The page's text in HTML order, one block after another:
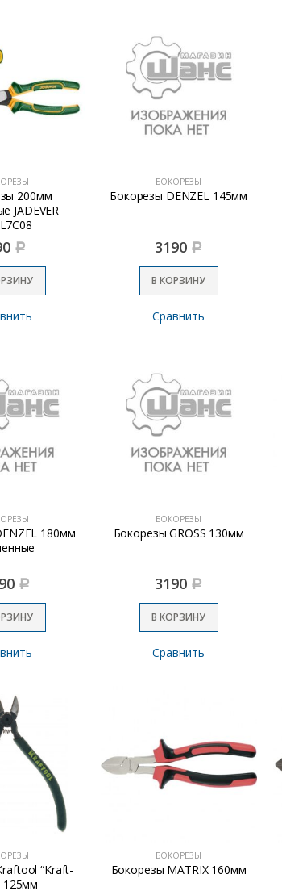
200мм
JADEVER
Р
БОКОРЕЗЫ
Бокорезы DENZEL 145мм
3190 Р
В КОРЗИНУ
Сравнить
180мм
Р
БОКОРЕЗЫ
Бокорезы GROSS 130мм
3190 Р
В КОРЗИНУ
Сравнить
“Kraft-
125мм
БОКОРЕЗЫ
Бокорезы MATRIX 160мм